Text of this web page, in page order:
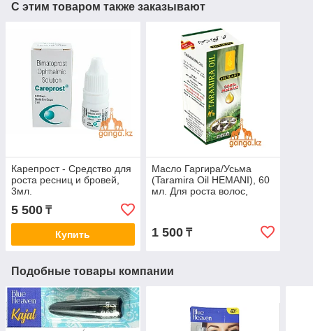
С этим товаром также заказывают
Карепрост - Средство для
роста ресниц и бровей,
3мл.
5 500 ₸
Купить
Масло Гаргира/Усьма
(Taramira Oil HEMANI), 60
мл. Для роста волос,
1 500₸
Подобные товары компании